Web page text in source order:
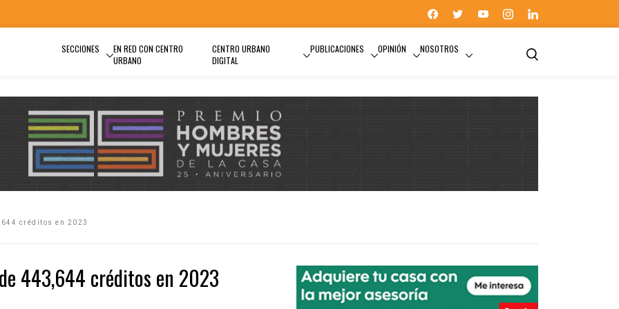
SECCIONES
EN RED CON CENTRO
URBANO
CENTRO URBANO
DIGITAL
PUBLICACIONES OPINIÓN NOSOTROS
créditos en 2023
443,644 créditos en 2023